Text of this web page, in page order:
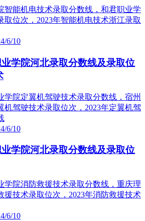
6/10
学院河北录取分数线及录取位
6/10
学院河北录取分数线及录取位
6/10